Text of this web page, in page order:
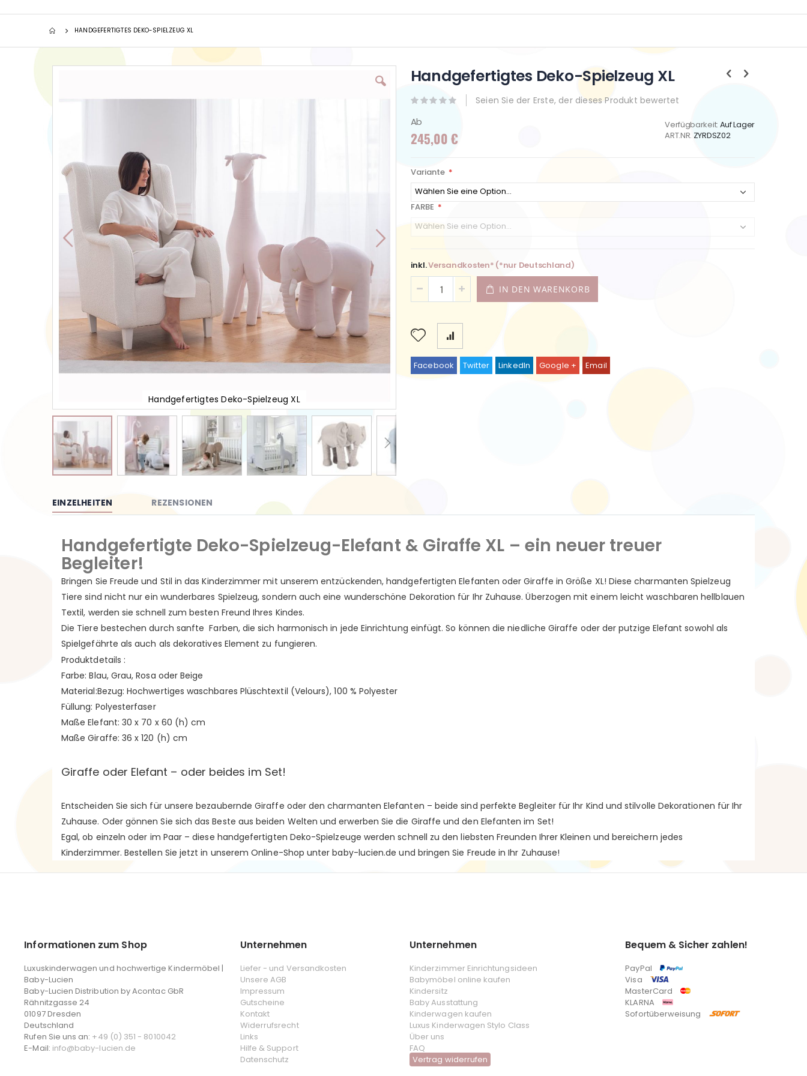
HANDGEFERTIGTES DEKO-SPIELZEUG XL
Bildgalerie
Handgefertigtes Deko-Spielzeug XL
der
Bildgalerie
Handgefertigtes Deko-Spielzeug XL
Seien Sie der Erste, der dieses Produkt bewertet
Ab
245,00 €
Verfügbarkeit: Auf Lager
ART.NR. ZYRDSZ02
Variante
FARBE
inkl.Versandkosten* (*nur Deutschland)
IN DEN WARENKORB
Facebook Twitter LinkedIn Google + Email
EINZELHEITEN
Handgefertigte Deko-Spielzeug-Elefant & Giraffe XL – ein neuer treuer
Begleiter!
Bringen Sie Freude und Stil in das Kinderzimmer mit unserem entzückenden, handgefertigten Elefanten oder Giraffe in Größe XL! Diese charmanten Spielzeug
Tiere sind nicht nur ein wunderbares Spielzeug, sondern auch eine wunderschöne Dekoration für Ihr Zuhause. Überzogen mit einem leicht waschbaren hellblauen
Textil, werden sie schnell zum besten Freund Ihres Kindes.
Die Tiere bestechen durch sanfte Farben, die sich harmonisch in jede Einrichtung einfügt. So können die niedliche Giraffe oder der putzige Elefant sowohl als
Spielgefährte als auch als dekoratives Element zu fungieren.
Produktdetails :
Farbe: Blau, Grau, Rosa oder Beige
Material:Bezug: Hochwertiges waschbares Plüschtextil (Velours), 100 % Polyester
Füllung: Polyesterfaser
Maße Elefant: 30 x 70 x 60 (h) cm
Maße Giraffe: 36 x 120 (h) cm
Giraffe oder Elefant – oder beides im Set!
Entscheiden Sie sich für unsere bezaubernde Giraffe oder den charmanten Elefanten – beide sind perfekte Begleiter für Ihr Kind und stilvolle Dekorationen für Ihr
Zuhause. Oder gönnen Sie sich das Beste aus beiden Welten und erwerben Sie die Giraffe und den Elefanten im Set!
Egal, ob einzeln oder im Paar – diese handgefertigten Deko-Spielzeuge werden schnell zu den liebsten Freunden Ihrer Kleinen und bereichern jedes
Kinderzimmer. Bestellen Sie jetzt in unserem Online-Shop unter baby-lucien.de und bringen Sie Freude in Ihr Zuhause!
REZENSIONEN
Informationen zum Shop
Luxuskinderwagen und hochwertige Kindermöbel |
Baby-Lucien
Baby-Lucien Distribution by Acontac GbR
Rähnitzgasse 24
01097 Dresden
Deutschland
Rufen Sie uns an: +49 (0) 351 - 8010042
E-Mail: info@baby-lucien.de
Unternehmen
Liefer - und Versandkosten
Unsere AGB
Impressum
Gutscheine
Kontakt
Widerrufsrecht
Links
Hilfe & Support
Datenschutz
Unternehmen
Kinderzimmer Einrichtungsideen
Babymöbel online kaufen
Kindersitz
Baby Ausstattung
Kinderwagen kaufen
Luxus Kinderwagen Stylo Class
Über uns
FAQ
Vertrag widerrufen
Bequem & Sicher zahlen!
PayPal
Visa
MasterCard
KLARNA
Sofortüberweisung